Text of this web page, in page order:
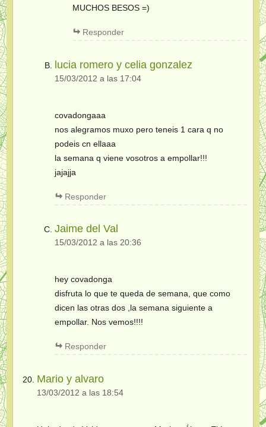
MUCHOS BESOS =)
Responder
lucia romero y celia gonzalez
15/03/2012 a las 17:04
covadongaaa
nos alegramos muxo pero teneis 1 cara q no
podeis cn ellaaa
la semana q viene vosotros a empollar!!!
jajajja
Responder
Jaime del Val
15/03/2012 a las 20:36
hey covadonga
disfruta lo que te queda de semana, que como
dicen las otras dos ,la semana siguiente a
empollar. Nos vemos!!!!
Responder
Mario y alvaro
13/03/2012 a las 18:54